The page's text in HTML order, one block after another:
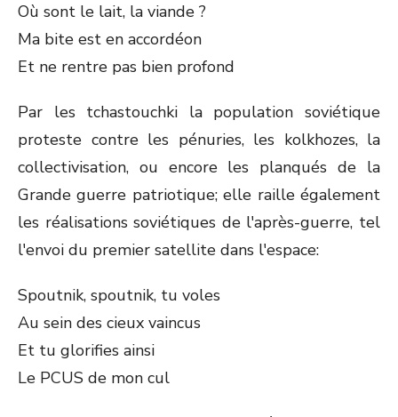
Où sont le lait, la viande ?
Ma bite est en accordéon
Et ne rentre pas bien profond
Par les tchastouchki la population soviétique
proteste contre les pénuries, les kolkhozes, la
collectivisation, ou encore les planqués de la
Grande guerre patriotique; elle raille également
les réalisations soviétiques de l'après-guerre, tel
l'envoi du premier satellite dans l'espace:
Spoutnik, spoutnik, tu voles
Au sein des cieux vaincus
Et tu glorifies ainsi
Le PCUS de mon cul